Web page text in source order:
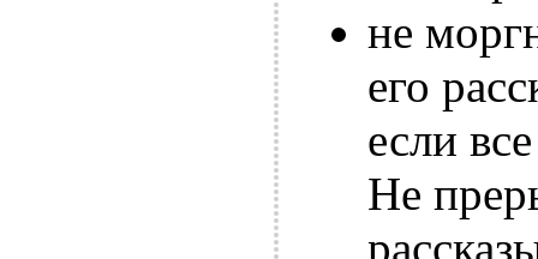
не
его
если
Не